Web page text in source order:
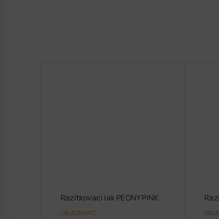
Razítkovací lak PEONY PINK
OBJEDNÁNO